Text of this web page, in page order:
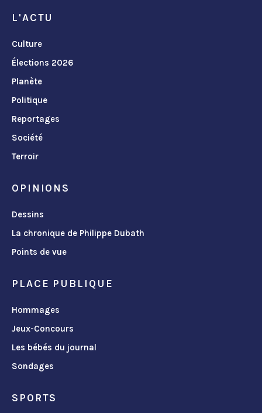
L'ACTU
Culture
Élections 2026
Planète
Politique
Reportages
Société
Terroir
OPINIONS
Dessins
La chronique de Philippe Dubath
Points de vue
PLACE PUBLIQUE
Hommages
Jeux-Concours
Les bébés du journal
Sondages
SPORTS